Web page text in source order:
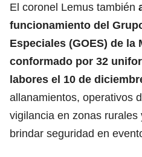
El coronel Lemus también
funcionamiento del
Especiales (GOES) de la
conformado por 32
labores el 10 de
allanamientos, operativos
vigilancia en zonas
brindar seguridad en